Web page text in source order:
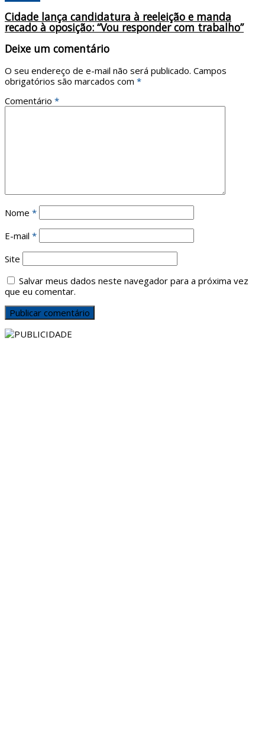
Cidade lança candidatura à reeleição e manda
recado à oposição: “Vou responder com trabalho”
Deixe um comentário
O seu endereço de e-mail não será publicado. Campos
obrigatórios são marcados com *
Comentário *
Nome *
E-mail *
Site
Salvar meus dados neste navegador para a próxima vez
que eu comentar.